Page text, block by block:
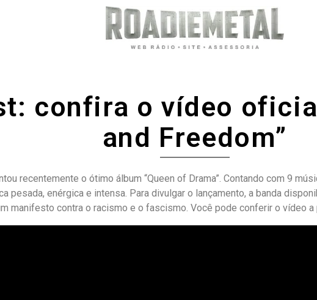
confira o vídeo
and Freedom”
recentemente o ótimo álbum “Queen of Drama”. Contando com 9
pesada, enérgica e intensa. Para divulgar o lançamento, a banda
manifesto contra o racismo e o fascismo. Você pode conferir o vídeo a